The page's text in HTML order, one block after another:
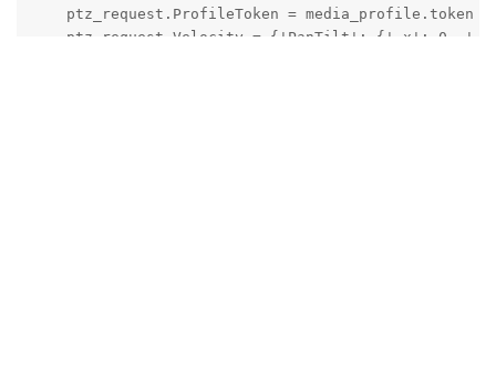
    ptz_request.ProfileToken = media_profile.token
ptz_request.Velocity = {'PanTilt': {'_x': 0,